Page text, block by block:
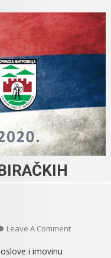
Leave A CommentOn
i imovinu